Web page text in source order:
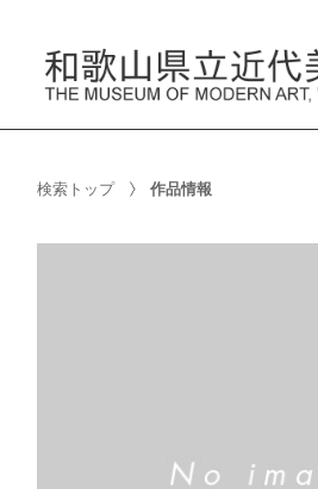
検索トップ 作品情報